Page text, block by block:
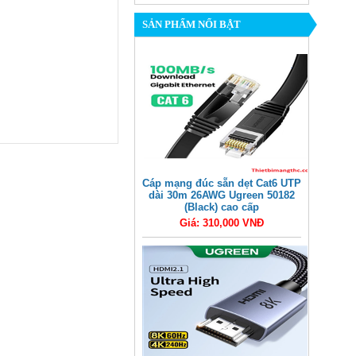
SẢN PHẨM NỔI BẬT
Cáp mạng đúc sẵn dẹt Cat6 UTP
dài 30m 26AWG Ugreen 50182
(Black) cao cấp
Giá: 310,000 VNĐ